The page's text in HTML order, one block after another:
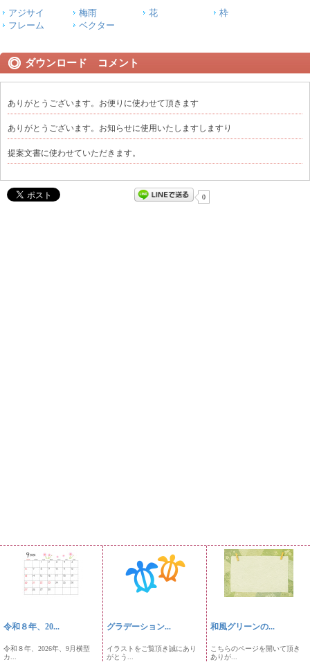
アジサイ 梅雨 花
枠
フレーム
ベクター
ダウンロード コメント
ありがとうございます。お便りに使わせて頂きます
ありがとうございます。お知らせに使用いたしますしますり
提案文書に使わせていただきます。
0
令和８年、20...
令和８年、2026年、9月横型
カ...
グラデーション...
イラストをご覧頂き誠にあり
がとう...
和風グリーンの...
こちらのページを開いて頂き
ありが...